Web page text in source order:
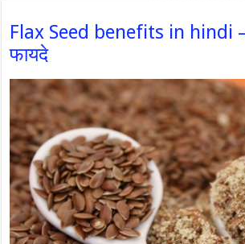
Flax Seed benefits in hindi
फायदे